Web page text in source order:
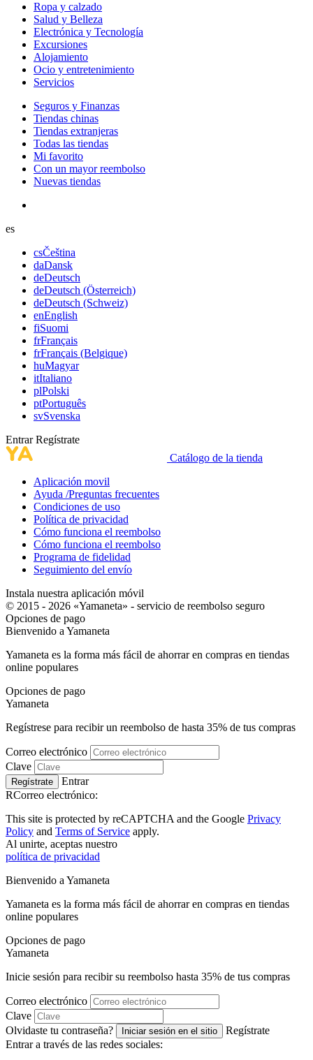
Ropa y calzado
Salud y Belleza
Electrónica y Tecnología
Excursiones
Alojamiento
Ocio y entretenimiento
Servicios
Seguros y Finanzas
Tiendas chinas
Tiendas extranjeras
Todas las tiendas
Mi favorito
Con un mayor reembolso
Nuevas tiendas
es
csČeština
daDansk
deDeutsch
deDeutsch (Österreich)
deDeutsch (Schweiz)
enEnglish
fiSuomi
frFrançais
frFrançais (Belgique)
huMagyar
itItaliano
plPolski
ptPortuguês
svSvenska
Entrar Regístrate
Catálogo de la tienda
Aplicación movil
Ayuda /Preguntas frecuentes
Condiciones de uso
Política de privacidad
Cómo funciona el reembolso
Cómo funciona el reembolso
Programa de fidelidad
Seguimiento del envío
Instala nuestra aplicación móvil
© 2015 - 2026 «Yamaneta» - servicio de reembolso seguro
Opciones de pago
Bienvenido a Yamaneta
Yamaneta es la forma más fácil de ahorrar en compras en tiendas
online populares
Opciones de pago
Yamaneta
Regístrese para recibir un reembolso de hasta 35% de tus compras
Correo electrónico
Clave
Regístrate
Entrar
RCorreo electrónico:
This site is protected by reCAPTCHA and the Google Privacy
Policy and Terms of Service apply.
Al unirte, aceptas nuestro
política de privacidad
Bienvenido a Yamaneta
Yamaneta es la forma más fácil de ahorrar en compras en tiendas
online populares
Opciones de pago
Yamaneta
Inicie sesión para recibir su reembolso hasta 35% de tus compras
Correo electrónico
Clave
Olvidaste tu contraseña?
Iniciar sesión en el sitio
Regístrate
Entrar a través de las redes sociales: